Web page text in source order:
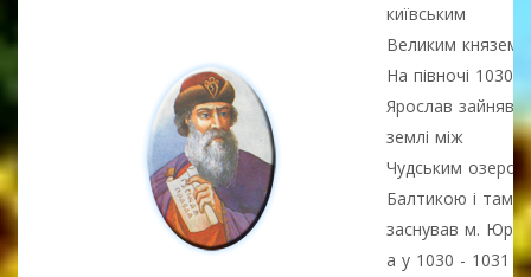
київським
Великим князем.
На півночі 1030
Ярослав зайняв
землі між
Чудським озером
Балтикою і там
заснував м.
а у 1030 - 1031